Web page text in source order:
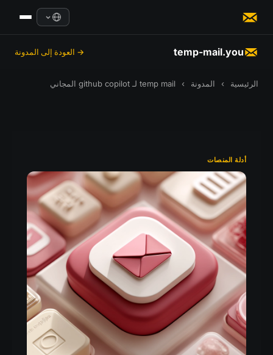
temp-mail.you → العودة إلى المدونة
الرئيسية › المدونة › temp mail لـ github copilot المجاني
أدلة المنصات